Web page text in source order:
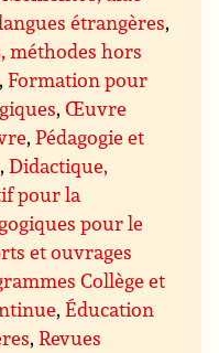
étrangères,
méthodes hors
,Formation pour
,Œuvre
,Pédagogie et
,Didactique,
pour la
pour le
et ouvrages
Collège et
,Éducation
,Revues